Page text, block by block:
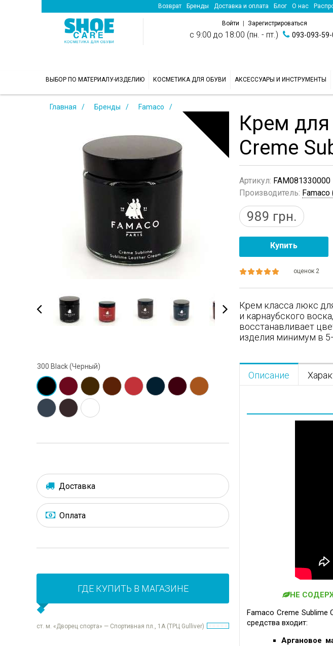
Возврат Бренды Доставка и оплата Блог О нас
Войти Зарегистрироваться
с 9:00 до 18:00 (пн. - пт.) 093-093-59-
ВЫБОР ПО МАТЕРИАЛУ-ИЗДЕЛИЮ КОСМЕТИКА ДЛЯ ОБУВИ АКСЕССУАРЫ И ИНСТРУМЕНТЫ
Главная Бренды Famaco
300 Black (Черный)
Крем
Creme
Артикул: FAM081330000
Производитель: Famaco
989 грн.
Купить
оценок 2
Крем класса люкс
и карнаубского
восстанавливает
изделия минимум в
Описание
НЕ
Famaco Creme
средства входит:
Аргановое
Доставка
Оплата
ГДЕ КУПИТЬ В МАГАЗИНЕ
ст. м. «Дворец спорта» — Спортивная пл., 1А (ТРЦ Gulliver)